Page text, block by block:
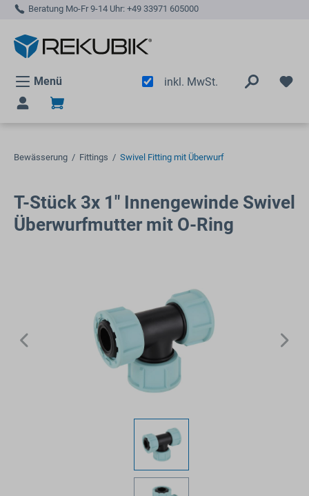
springen
Beratung Mo-Fr 9-14 Uhr: +49 33971 605000
Menü inkl. MwSt.
Bewässerung / Fittings / Swivel Fitting mit Überwurf
T-Stück 3x 1" Innengewinde Swivel
Überwurfmutter mit O-Ring